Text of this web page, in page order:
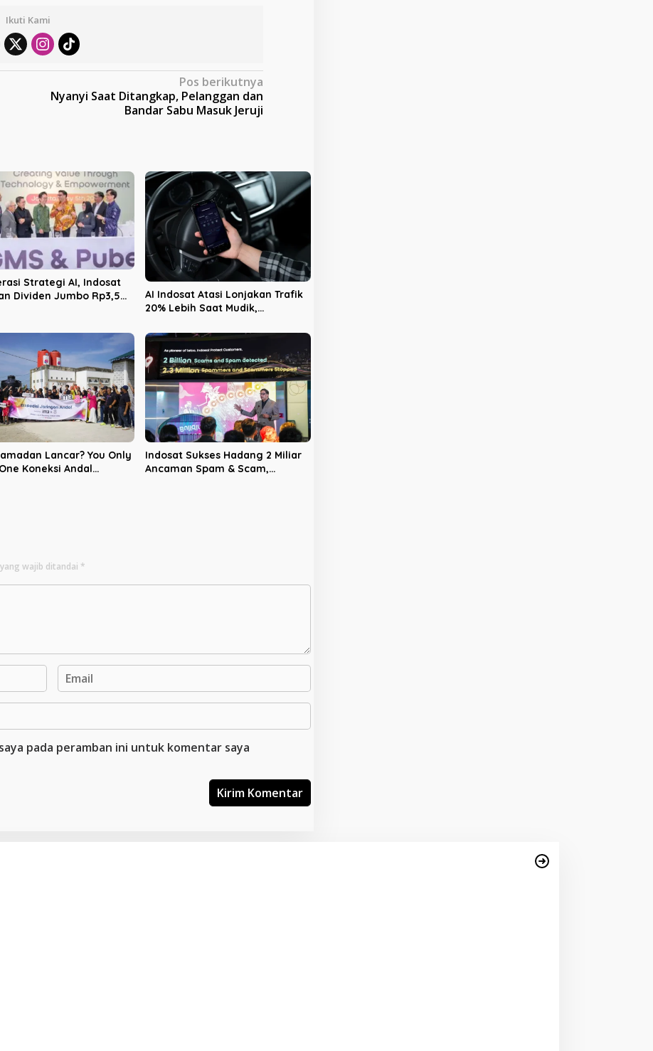
Ikuti Kami
Pos berikutnya
Nyanyi Saat Ditangkap, Pelanggan dan
Bandar Sabu Masuk Jeruji
Strategi AI, Indosat
Dividen Jumbo Rp3,5
AI Indosat Atasi Lonjakan Trafik
20% Lebih Saat Mudik,
Jaringan Tangguh
Lancar? You Only
Koneksi Andal
Indosat Sukses Hadang 2 Miliar
Ancaman Spam & Scam,
yang wajib ditandai *
pada peramban ini untuk komentar saya